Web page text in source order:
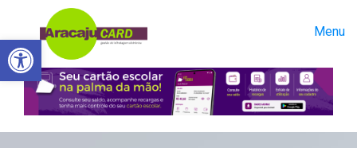
Abrir a barra de ferramentas
Menu